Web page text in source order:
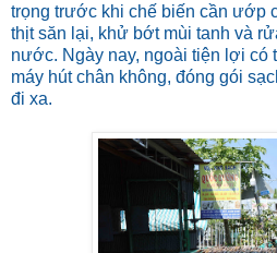
trọng trước khi chế biến cần ướp
thịt săn lại, khử bớt mùi tanh và
nước. Ngày nay, ngoài tiện lợi có
máy hút chân không, đóng gói
đi xa.